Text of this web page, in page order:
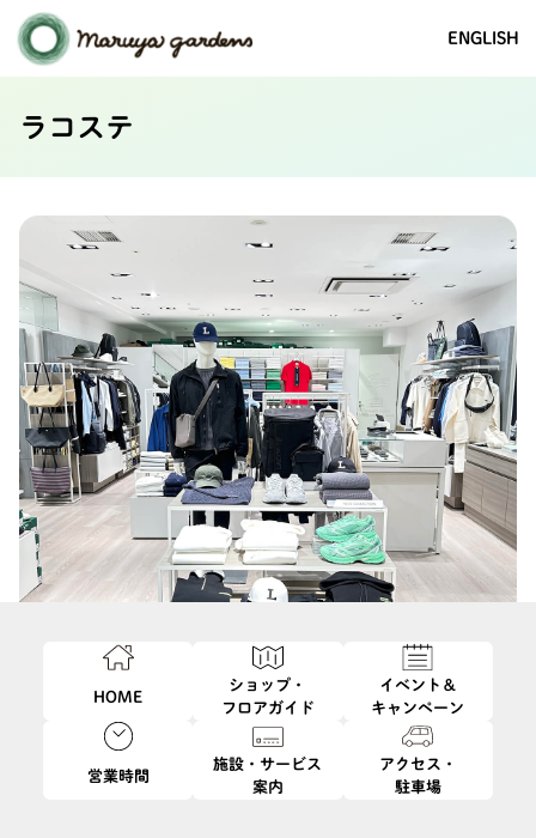
ENGLISH
HOME
ショップ・
フロアガイド
イベント＆
キャンペーン
営業時間
施設・サービス
案内
アクセス・
駐車場
ラコステ